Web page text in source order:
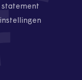
statement